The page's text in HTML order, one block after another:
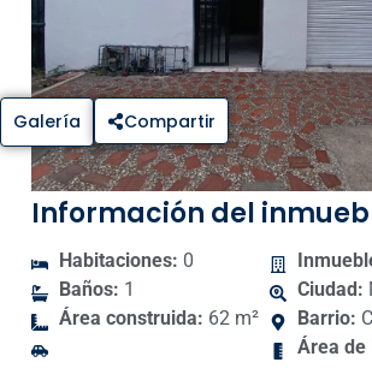
Galería Compartir
Información del
Habitaciones: 0
Baños: 1
Área construida: 62 m²
Ciudad:
Barrio:
Área de